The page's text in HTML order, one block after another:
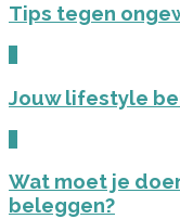
Tips tegen
Jouw lifestyle
Wat moet je
beleggen?